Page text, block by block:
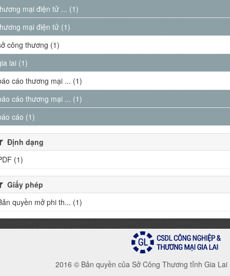
mại điện tử ... (1)
mại điện tử (1)
công thương (1)
lai (1)
cáo thương mại ... (1)
cáo thương mại ... (1)
cáo (1)
Định dạng
(1)
Giấy phép
quyền mở phi th... (1)
2016 © Bản quyền của Sở Công Thương tỉnh Gia Lai